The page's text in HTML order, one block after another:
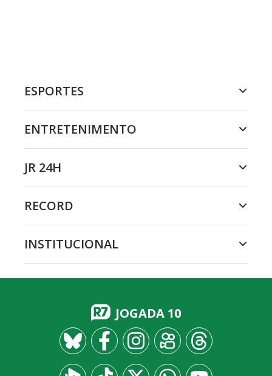
ESPORTES
ENTRETENIMENTO
JR 24H
RECORD
INSTITUCIONAL
JOGADA 10